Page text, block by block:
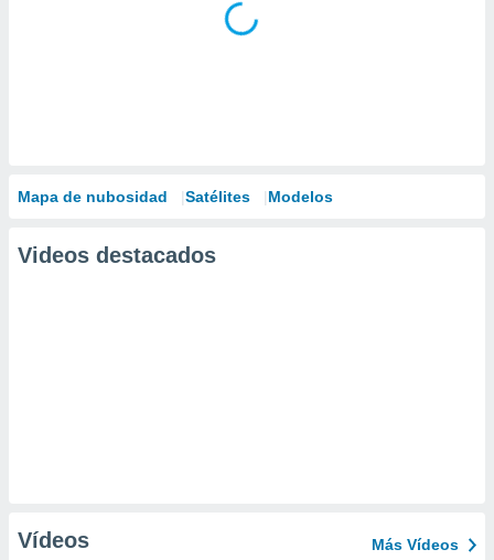
Mapa de nubosidad Satélites Modelos
Videos destacados
Vídeos Más Vídeos